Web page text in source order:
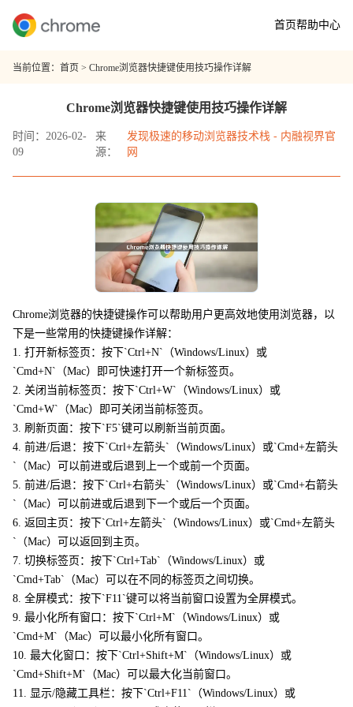
首页帮助中心
当前位置： 首页 > Chrome浏览器快捷键使用技巧操作详解
Chrome浏览器快捷键使用技巧操作详解
时间：2026-02-
09
来
源：
发现极速的移动浏览器技术栈 - 内融视界官
网
Chrome浏览器的快捷键操作可以帮助用户更高效地使用浏览器，以
下是一些常用的快捷键操作详解：
1. 打开新标签页：按下`Ctrl+N`（Windows/Linux）或
`Cmd+N`（Mac）即可快速打开一个新标签页。
2. 关闭当前标签页：按下`Ctrl+W`（Windows/Linux）或
`Cmd+W`（Mac）即可关闭当前标签页。
3. 刷新页面：按下`F5`键可以刷新当前页面。
4. 前进/后退：按下`Ctrl+左箭头`（Windows/Linux）或`Cmd+左箭头
`（Mac）可以前进或后退到上一个或前一个页面。
5. 前进/后退：按下`Ctrl+右箭头`（Windows/Linux）或`Cmd+右箭头
`（Mac）可以前进或后退到下一个或后一个页面。
6. 返回主页：按下`Ctrl+左箭头`（Windows/Linux）或`Cmd+左箭头
`（Mac）可以返回到主页。
7. 切换标签页：按下`Ctrl+Tab`（Windows/Linux）或
`Cmd+Tab`（Mac）可以在不同的标签页之间切换。
8. 全屏模式：按下`F11`键可以将当前窗口设置为全屏模式。
9. 最小化所有窗口：按下`Ctrl+M`（Windows/Linux）或
`Cmd+M`（Mac）可以最小化所有窗口。
10. 最大化窗口：按下`Ctrl+Shift+M`（Windows/Linux）或
`Cmd+Shift+M`（Mac）可以最大化当前窗口。
11. 显示/隐藏工具栏：按下`Ctrl+F11`（Windows/Linux）或